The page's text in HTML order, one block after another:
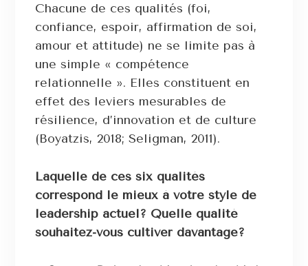
Chacune de ces qualités (foi,
confiance, espoir, affirmation de soi,
amour et attitude) ne se limite pas à
une simple « compétence
relationnelle ». Elles constituent en
effet des leviers mesurables de
résilience, d’innovation et de culture
(Boyatzis, 2018; Seligman, 2011).
Laquelle de ces six qualités
correspond le mieux à votre style de
leadership actuel? Quelle qualité
souhaitez-vous cultiver davantage?